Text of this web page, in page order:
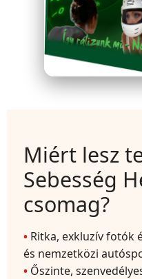
Miért lesz
Sebesség
csomag?
Ritka, exkluzív fotók
és nemzetközi
Őszinte,